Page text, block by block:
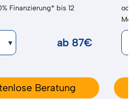
Finanzierung* bis 12
ab 87€
Beratung
oder